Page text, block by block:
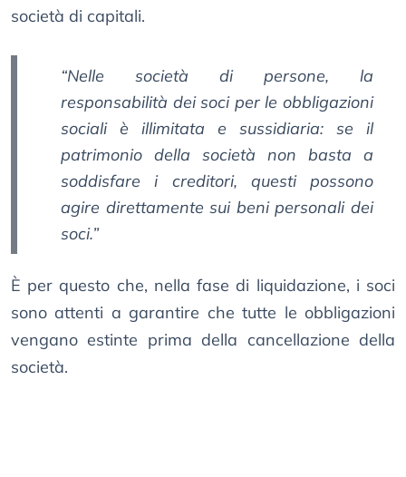
società di capitali.
“Nelle società di persone, la
responsabilità dei soci per le obbligazioni
sociali è illimitata e sussidiaria: se il
patrimonio della società non basta a
soddisfare i creditori, questi possono
agire direttamente sui beni personali dei
soci.”
È per questo che, nella fase di liquidazione, i soci
sono attenti a garantire che tutte le obbligazioni
vengano estinte prima della cancellazione della
società.